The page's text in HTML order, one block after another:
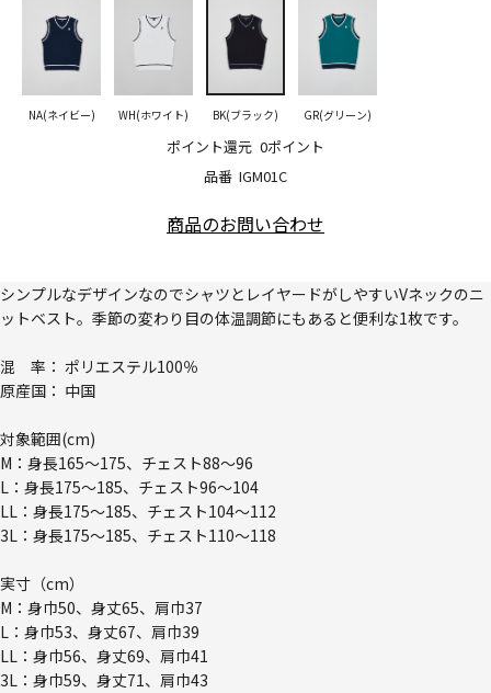
品番 IGM01C
ポイント還元 0ポイント
NA(ネイビー) WH(ホワイト) BK(ブラック) GR(グリーン)
商品のお問い合わせ
シンプルなデザインなのでシャツとレイヤードがしやすいVネックのニ
ットベスト。季節の変わり目の体温調節にもあると便利な1枚です。
混 率： ポリエステル100％
原産国： 中国
対象範囲(cm)
M：身長165～175、チェスト88～96
L：身長175～185、チェスト96～104
LL：身長175～185、チェスト104～112
3L：身長175～185、チェスト110～118
実寸（cm）
M：身巾50、身丈65、肩巾37
L：身巾53、身丈67、肩巾39
LL：身巾56、身丈69、肩巾41
3L：身巾59、身丈71、肩巾43